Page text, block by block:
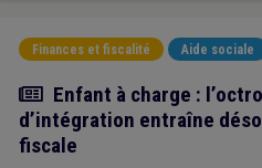
Finances et fiscalité Aide sociale
Actualité
Enfant à charge :
d’intégration entraîne
fiscale